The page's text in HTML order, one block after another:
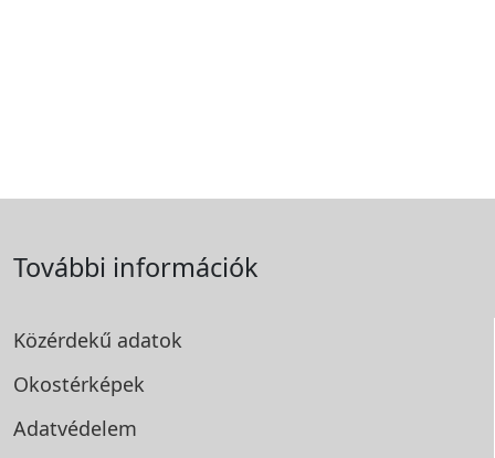
További információk
Közérdekű adatok
Okostérképek
Adatvédelem